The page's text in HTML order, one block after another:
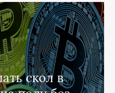
скол в